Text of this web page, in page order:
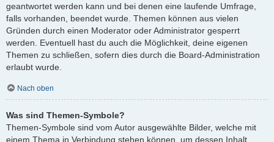
geantwortet werden kann und bei denen eine laufende Umfrage,
falls vorhanden, beendet wurde. Themen können aus vielen
Gründen durch einen Moderator oder Administrator gesperrt
werden. Eventuell hast du auch die Möglichkeit, deine eigenen
Themen zu schließen, sofern dies durch die Board-Administration
erlaubt wurde.
Nach oben
Was sind Themen-Symbole?
Themen-Symbole sind vom Autor ausgewählte Bilder, welche mit
einem Thema in Verbindung stehen können, um dessen Inhalt